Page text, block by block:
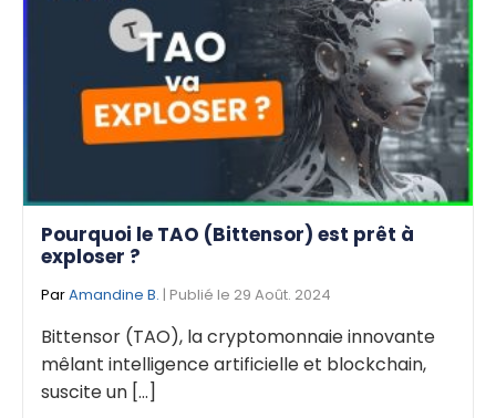
Pourquoi le TAO (Bittensor) est prêt à
exploser ?
ParAmandine B. | Publié le 29 Août. 2024
Bittensor (TAO), la cryptomonnaie innovante
mêlant intelligence artificielle et blockchain,
suscite un [...]